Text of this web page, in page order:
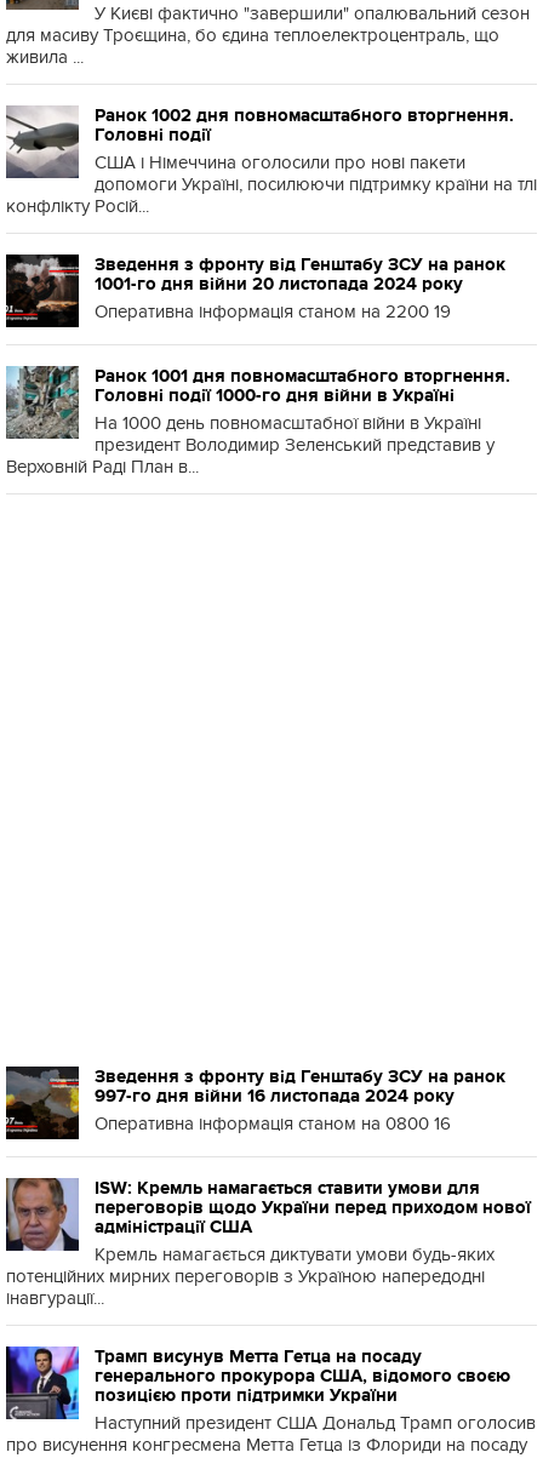
У Києві фактично "завершили" опалювальний сезон
для масиву Троєщина, бо єдина теплоелектроцентраль, що
живила ...
Ранок 1002 дня повномасштабного вторгнення.
Головні події
США і Німеччина оголосили про нові пакети
допомоги Україні, посилюючи підтримку країни на тлі
конфлікту Росій...
Зведення з фронту від Генштабу ЗСУ на ранок
1001-го дня війни 20 листопада 2024 року
Оперативна інформація станом на 2200 19
Ранок 1001 дня повномасштабного вторгнення.
Головні події 1000-го дня війни в Україні
На 1000 день повномасштабної війни в Україні
президент Володимир Зеленський представив у
Верховній Раді План в...
Зведення з фронту від Генштабу ЗСУ на ранок
997-го дня війни 16 листопада 2024 року
Оперативна інформація станом на 0800 16
ISW: Кремль намагається ставити умови для
переговорів щодо України перед приходом нової
адміністрації США
Кремль намагається диктувати умови будь-яких
потенційних мирних переговорів з Україною напередодні
інавгурації...
Трамп висунув Метта Гетца на посаду
генерального прокурора США, відомого своєю
позицією проти підтримки України
Наступний президент США Дональд Трамп оголосив
про висунення конгресмена Метта Гетца із Флориди на посаду